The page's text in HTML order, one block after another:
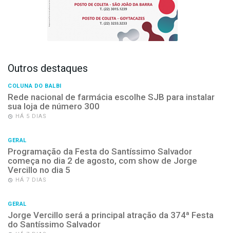
Outros destaques
COLUNA DO BALBI
Rede nacional de farmácia escolhe SJB para instalar
sua loja de número 300
HÁ 5 DIAS
GERAL
Programação da Festa do Santíssimo Salvador
começa no dia 2 de agosto, com show de Jorge
Vercillo no dia 5
HÁ 7 DIAS
GERAL
Jorge Vercillo será a principal atração da 374ª Festa
do Santíssimo Salvador